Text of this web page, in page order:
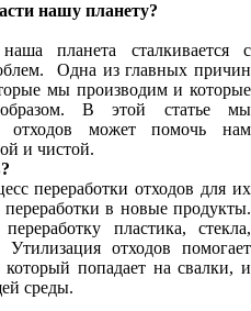
нашу планету?
планета сталкивается с
Одна из главных причин
мы производим и которые
В этой статье мы
отходов может помочь нам
и чистой.
переработки отходов для их
в новые продукты.
пластика, стекла,
отходов помогает
попадает на свалки, и
среды.